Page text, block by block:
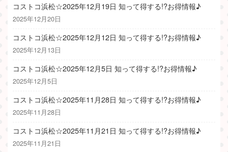
コストコ浜松☆2025年12月19日 知って得する!?お得情報♪
2025年12月20日
コストコ浜松☆2025年12月12日 知って得する!?お得情報♪
2025年12月13日
コストコ浜松☆2025年12月5日 知って得する!?お得情報♪
2025年12月5日
コストコ浜松☆2025年11月28日 知って得する!?お得情報♪
2025年11月28日
コストコ浜松☆2025年11月21日 知って得する!?お得情報♪
2025年11月21日